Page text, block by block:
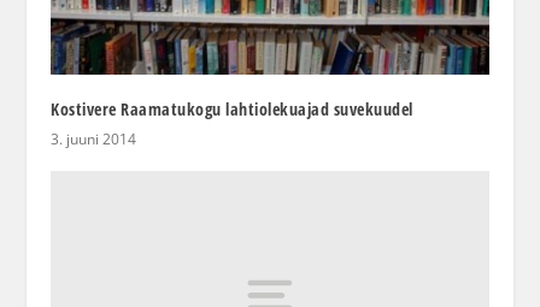
Kostivere Raamatukogu lahtiolekuajad suvekuudel
3. juuni 2014